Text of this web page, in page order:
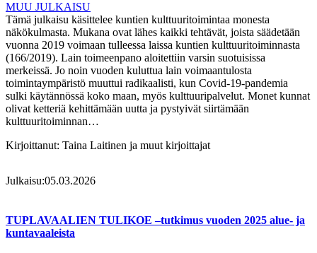
MUU JULKAISU
Tämä julkaisu käsittelee kuntien kulttuuritoimintaa monesta
näkökulmasta. Mukana ovat lähes kaikki tehtävät, joista säädetään
vuonna 2019 voimaan tulleessa laissa kuntien kulttuuritoiminnasta
(166/2019). Lain toimeenpano aloitettiin varsin suotuisissa
merkeissä. Jo noin vuoden kuluttua lain voimaantulosta
toimintaympäristö muuttui radikaalisti, kun Covid-19-pandemia
sulki käytännössä koko maan, myös kulttuuripalvelut. Monet kunnat
olivat ketteriä kehittämään uutta ja pystyivät siirtämään
kulttuuritoiminnan…
Kirjoittanut: Taina Laitinen ja muut kirjoittajat
Julkaisu:05.03.2026
TUPLAVAALIEN TULIKOE –tutkimus vuoden 2025 alue- ja
kuntavaaleista